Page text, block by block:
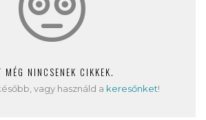
MÉG NINCSENEK CIKKEK.
vagy használd a keresőnket!